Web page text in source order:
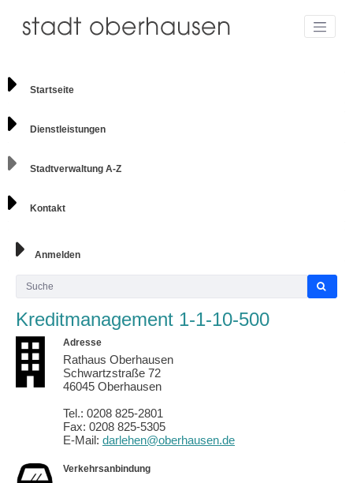
Startseite
Dienstleistungen
Stadtverwaltung A-Z
Kontakt
Anmelden
Kreditmanagement 1-1-10-500
Adresse
Rathaus Oberhausen
Schwartzstraße 72
46045 Oberhausen
Tel.: 0208 825-2801
Fax: 0208 825-5305
E-Mail: darlehen@oberhausen.de
Verkehrsanbindung